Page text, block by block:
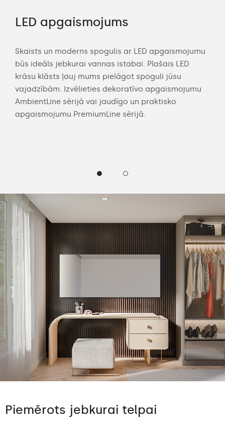
LED apgaismojums
Skaists un moderns spogulis ar LED apgaismojumu
būs ideāls jebkurai vannas istabai. Plašais LED
krāsu klāsts ļauj mums pielāgot spoguli jūsu
vajadzībām. Izvēlieties dekoratīvo apgaismojumu
AmbientLine sērijā vai jaudīgo un praktisko
apgaismojumu PremiumLine sērijā.
Piemērots jebkurai telpai